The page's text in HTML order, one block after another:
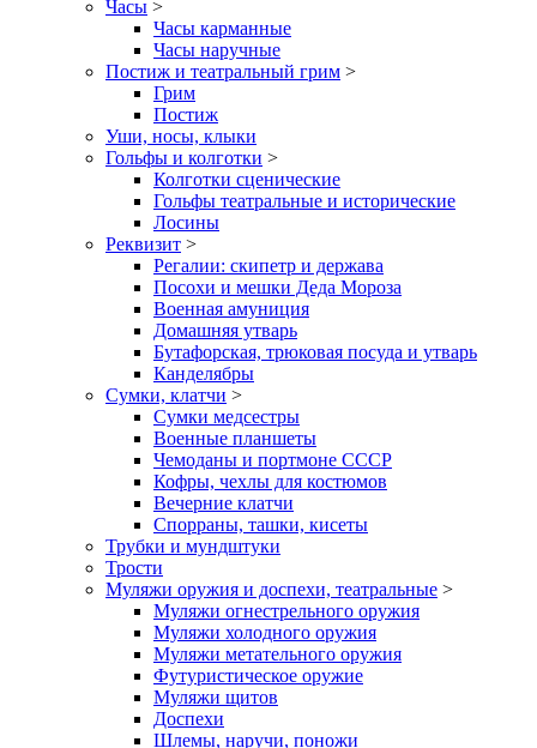
Часы >
Часы карманные
Часы наручные
Постиж и театральный грим >
Грим
Постиж
Уши, носы, клыки
Гольфы и колготки >
Колготки сценические
Гольфы театральные и исторические
Лосины
Реквизит >
Регалии: скипетр и держава
Посохи и мешки Деда Мороза
Военная амуниция
Домашняя утварь
Бутафорская, трюковая посуда и утварь
Канделябры
Сумки, клатчи >
Сумки медсестры
Военные планшеты
Чемоданы и портмоне СССР
Кофры, чехлы для костюмов
Вечерние клатчи
Спорраны, ташки, кисеты
Трубки и мундштуки
Трости
Муляжи оружия и доспехи, театральные >
Муляжи огнестрельного оружия
Муляжи холодного оружия
Муляжи метательного оружия
Футуристическое оружие
Муляжи щитов
Доспехи
Шлемы, наручи, поножи